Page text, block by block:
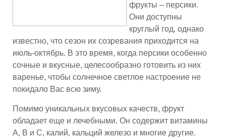
фрукты – персики.
Они доступны
круглый год, однако
известно, что сезон их созревания приходится на
июль-октябрь. В это время, когда персики особенно
сочные и вкусные, целесообразно готовить из них
варенье, чтобы солнечное светлое настроение не
покидало Вас всю зиму.
Помимо уникальных вкусовых качеств, фрукт
обладает еще и лечебными. Он содержит витамины
А, В и С, калий, кальций железо и многие другие.